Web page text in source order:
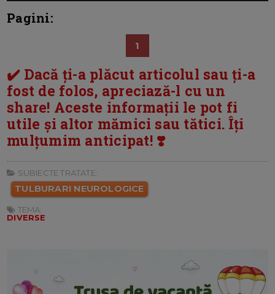
Pagini:
1
✔️ Dacă ți-a plăcut articolul sau ți-a
fost de folos, apreciază-l cu un
share! Aceste informații le pot fi
utile și altor mămici sau tătici. Îți
mulțumim anticipat! ❣️
SUBIECTE TRATATE:
TULBURARI NEUROLOGICE
TEMA:
DIVERSE